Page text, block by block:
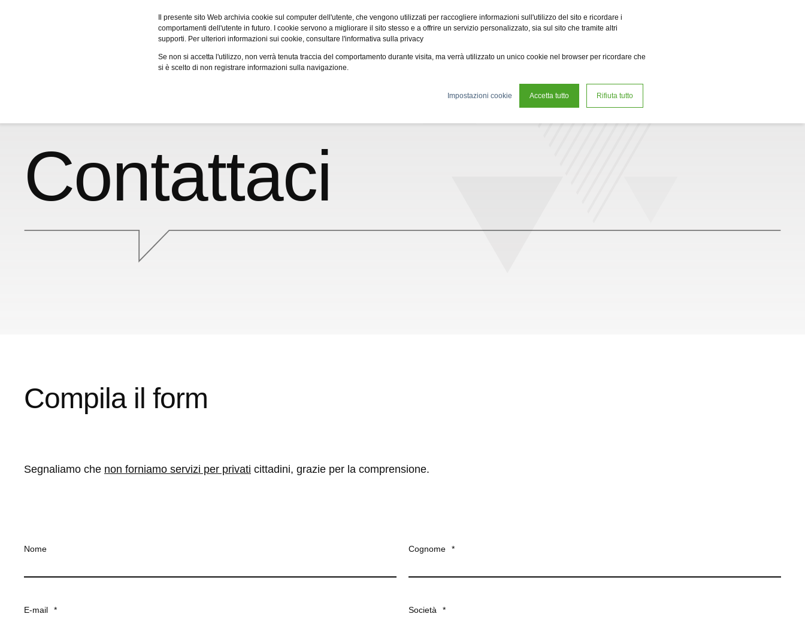
Il presente sito Web archivia cookie sul computer dell'utente, che vengono utilizzati per raccogliere informazioni sull'utilizzo del sito e ricordare i
comportamenti dell'utente in futuro. I cookie servono a migliorare il sito stesso e a offrire un servizio personalizzato, sia sul sito che tramite altri
supporti. Per ulteriori informazioni sui cookie, consultare l'informativa sulla privacy
Se non si accetta l'utilizzo, non verrà tenuta traccia del comportamento durante visita, ma verrà utilizzato un unico cookie nel browser per ricordare che
si è scelto di non registrare informazioni sulla navigazione.
Impostazioni cookie Accetta tutto Rifiuta tutto
Fervo Fsi Fsi General Contractor Eco2zone Omnireal BayWa r.e. Power Solutions
Certificazioni
Contattaci
Compila il form
Segnaliamo che non forniamo servizi per privati cittadini, grazie per la comprensione.
Nome Cognome *
E-mail * Società *